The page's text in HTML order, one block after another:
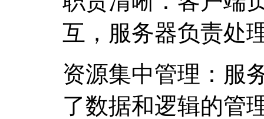
互，服务器负责处
资源集中管理：服
了数据和逻辑的管